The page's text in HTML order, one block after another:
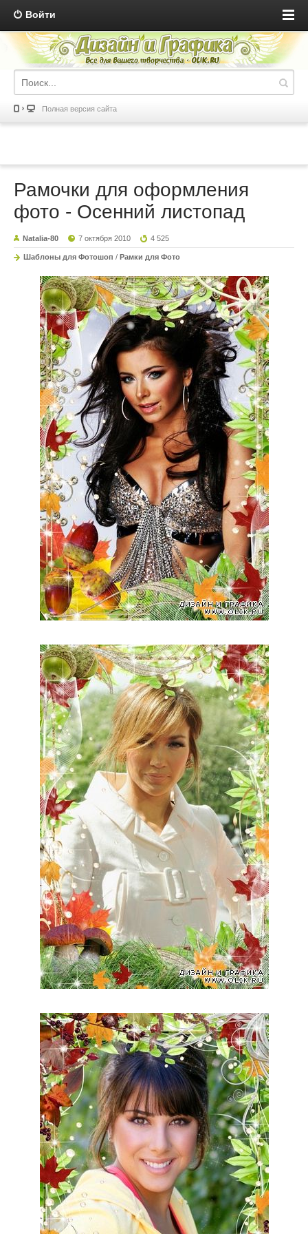
Войти
Полная версия сайта
Рамочки для оформления
фото - Осенний листопад
Natalia-80 7 октября 2010 4 525
Шаблоны для Фотошоп / Рамки для Фото